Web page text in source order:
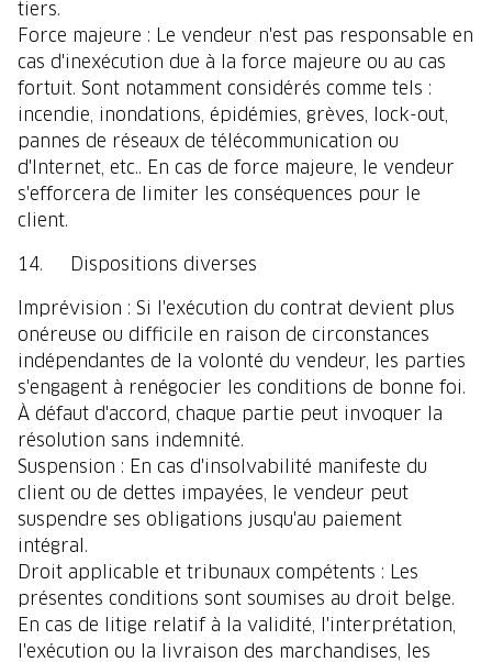
tiers.
Force majeure : Le vendeur n'est pas responsable en
cas d'inexécution due à la force majeure ou au cas
fortuit. Sont notamment considérés comme tels :
incendie, inondations, épidémies, grèves, lock-out,
pannes de réseaux de télécommunication ou
d'Internet, etc.. En cas de force majeure, le vendeur
s'efforcera de limiter les conséquences pour le
client.
14. Dispositions diverses
Imprévision : Si l'exécution du contrat devient plus
onéreuse ou difficile en raison de circonstances
indépendantes de la volonté du vendeur, les parties
s'engagent à renégocier les conditions de bonne foi.
À défaut d'accord, chaque partie peut invoquer la
résolution sans indemnité.
Suspension : En cas d'insolvabilité manifeste du
client ou de dettes impayées, le vendeur peut
suspendre ses obligations jusqu'au paiement
intégral.
Droit applicable et tribunaux compétents : Les
présentes conditions sont soumises au droit belge.
En cas de litige relatif à la validité, l'interprétation,
l'exécution ou la livraison des marchandises, les